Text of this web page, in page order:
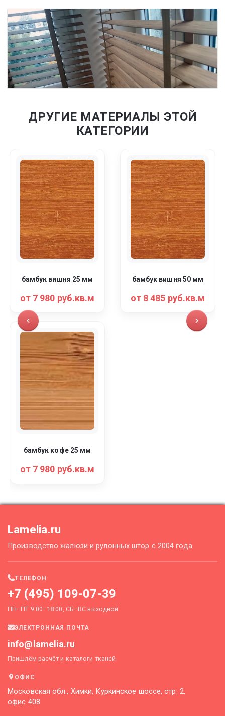
ДРУГИЕ МАТЕРИАЛЫ ЭТОЙ
КАТЕГОРИИ
бамбук вишня 25 мм
от 7 980 руб.кв.м
бамбук вишня 50 мм
от 8 485 руб.кв.м
бамбук кофе 25 мм
от 7 980 руб.кв.м
Lamelia.ru
Производство жалюзи и рулонных штор с 2004 года
ТЕЛЕФОН
+7 (495) 109-07-39
ПН–ПТ 9:00–18:00, СБ–ВС выходной
ЭЛЕКТРОННАЯ ПОЧТА
info@lamelia.ru
Пришлём расчёт и каталоги тканей
ОФИС
Московская обл., Химки, Куркинское шоссе, стр. 2,
офис 408